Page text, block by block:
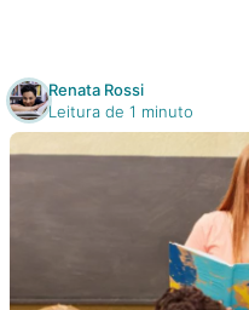
Colecionáveis
Cursos On line
Renata Rossi
Leitura de 1 minuto